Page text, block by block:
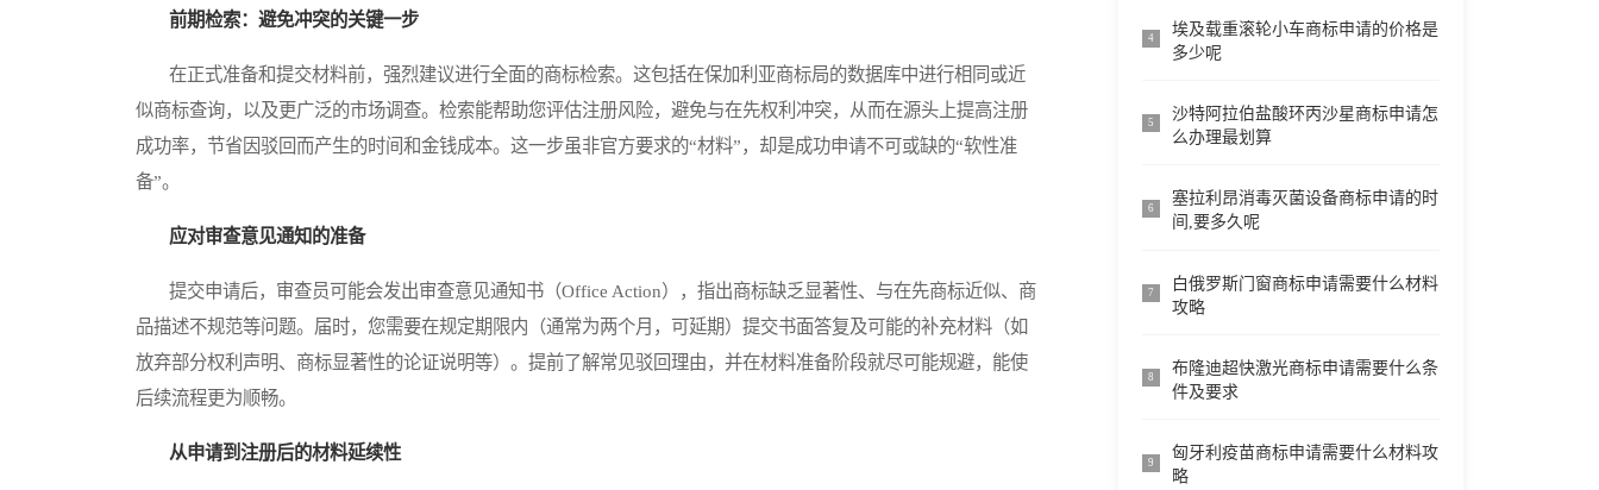
前期检索：避免冲突的关键一步
在正式准备和提交材料前，强烈建议进行全面的商标检索。这包括在保加利亚商标局的数据库中进行相同或近
似商标查询，以及更广泛的市场调查。检索能帮助您评估注册风险，避免与在先权利冲突，从而在源头上提高注册
成功率，节省因驳回而产生的时间和金钱成本。这一步虽非官方要求的“材料”，却是成功申请不可或缺的“软性准
备”。
应对审查意见通知的准备
提交申请后，审查员可能会发出审查意见通知书（Office Action），指出商标缺乏显著性、与在先商标近似、商
品描述不规范等问题。届时，您需要在规定期限内（通常为两个月，可延期）提交书面答复及可能的补充材料（如
放弃部分权利声明、商标显著性的论证说明等）。提前了解常见驳回理由，并在材料准备阶段就尽可能规避，能使
后续流程更为顺畅。
从申请到注册后的材料延续性
4
埃及载重滚轮小车商标申请的价格是
多少呢
5
沙特阿拉伯盐酸环丙沙星商标申请怎
么办理最划算
6
塞拉利昂消毒灭菌设备商标申请的时
间,要多久呢
7
白俄罗斯门窗商标申请需要什么材料
攻略
8
布隆迪超快激光商标申请需要什么条
件及要求
9
匈牙利疫苗商标申请需要什么材料攻
略